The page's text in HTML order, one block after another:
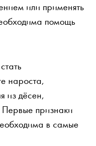
или применять
помощь
нароста,
из дёсен,
Первые признаки
в самые